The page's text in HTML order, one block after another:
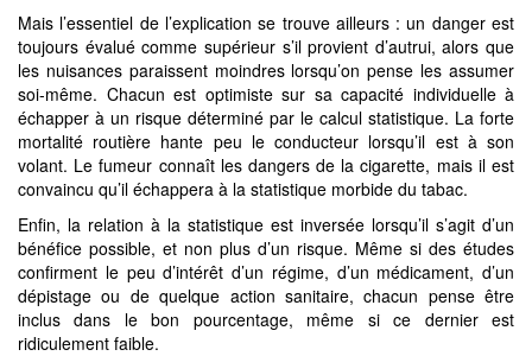
Mais l’essentiel de l’explication se trouve ailleurs : un danger est
toujours évalué comme supérieur s’il provient d’autrui, alors que
les nuisances paraissent moindres lorsqu’on pense les assumer
soi-même. Chacun est optimiste sur sa capacité individuelle à
échapper à un risque déterminé par le calcul statistique. La forte
mortalité routière hante peu le conducteur lorsqu’il est à son
volant. Le fumeur connaît les dangers de la cigarette, mais il est
convaincu qu’il échappera à la statistique morbide du tabac.
Enfin, la relation à la statistique est inversée lorsqu’il s’agit d’un
bénéfice possible, et non plus d’un risque. Même si des études
confirment le peu d’intérêt d’un régime, d’un médicament, d’un
dépistage ou de quelque action sanitaire, chacun pense être
inclus dans le bon pourcentage, même si ce dernier est
ridiculement faible.